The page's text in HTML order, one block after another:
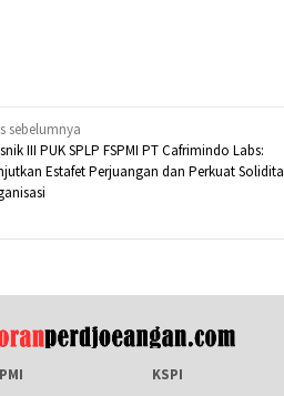
sebelumnya
III PUK SPLP FSPMI PT Cafrimindo Labs:
Estafet Perjuangan dan Perkuat
KSPI